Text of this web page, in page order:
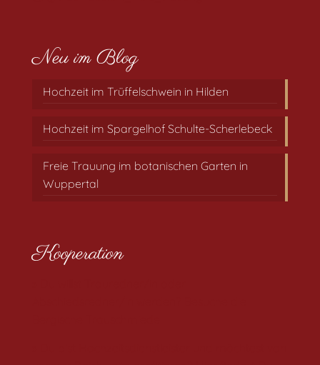
Neu im Blog
Hochzeit im Trüffelschwein in Hilden
Hochzeit im Spargelhof Schulte-Scherlebeck
Freie Trauung im botanischen Garten in
Wuppertal
Kooperation